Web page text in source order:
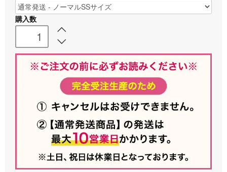
購入数